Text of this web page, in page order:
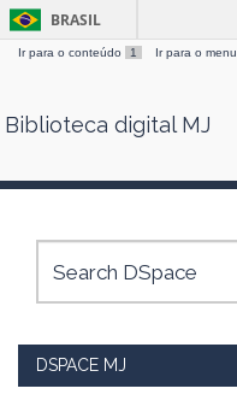
Skip
BRASIL
Ir para o conteúdo 1 Ir para o menu
Biblioteca digital MJ
DSPACE MJ